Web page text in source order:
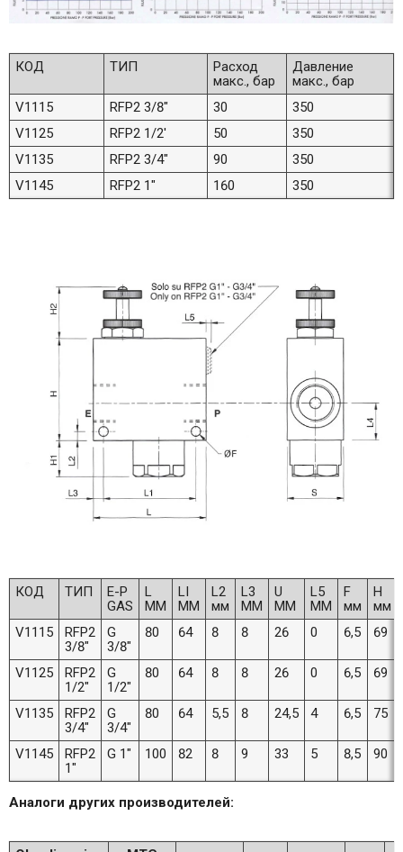
КОД ТИП
Расход
макс., бар
Давление
макс., бар
V1115
RFP2 3/8" 30
350
V1125
RFP2 1/2' 50
350
V1135
RFP2 3/4" 90
350
V1145
RFP2 1" 160 350
КОД ТИП
E-P
GAS
L
MM
LI
MM
L2
мм
L3
MM
U
MM
L5
MM
F
мм
H
мм
V1115
RFP2
3/8"
G
3/8"
80 64 8 8 26 0 6,5 69
V1125
RFP2
1/2"
G
1/2"
80 64 8 8 26 0 6,5 69
V1135
RFP2
3/4"
G
3/4"
80 64 5,5 8 24,5 4 6,5 75
V1145
RFP2
1"
G 1" 100 82 8 9 33 5 8,5 90
Аналоги других производителей: